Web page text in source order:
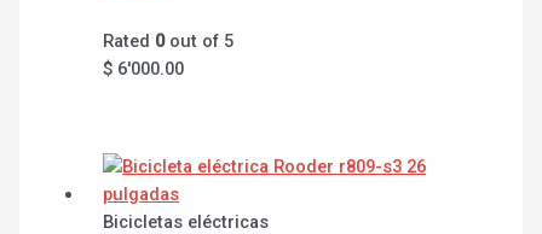
Rated 0out of 5
$ 6'000.00
Bicicletas eléctricas